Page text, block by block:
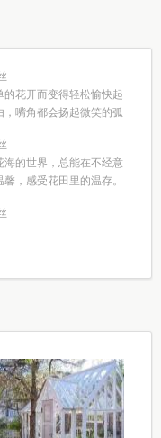
的花开而变得轻松愉快起
，嘴角都会扬起微笑的弧
要想得太多，其实都是
。
海的世界，总能在不经意
，感受花田里的温存。